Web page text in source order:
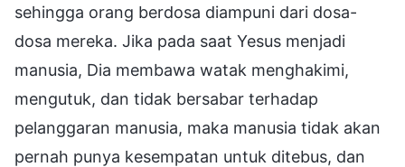
sehingga orang berdosa diampuni dari dosa-
dosa mereka. Jika pada saat Yesus menjadi
manusia, Dia membawa watak menghakimi,
mengutuk, dan tidak bersabar terhadap
pelanggaran manusia, maka manusia tidak akan
pernah punya kesempatan untuk ditebus, dan